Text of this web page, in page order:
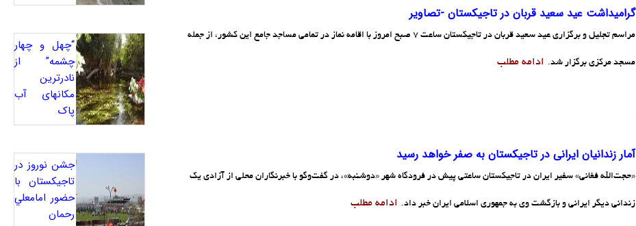
“چهل و چهار
چشمه” از
نادرترین
مکانهای آب
پاک
جشن نوروز در
تاجيکستان با
حضور امامعلي
رحمان
گراميداشت عيد سعيد قربان در تاجيکستان -تصاوير
مراسم تجلیل و برگزاری عید سعید قربان در تاجیکستان ساعت 7 صبح امروز با اقامه نماز در تمامی مساجد جامع این کشور، از جمله
مسجد مرکزی برگزار شد. ادامه مطلب
آمار زندانیان ایرانی در تاجیکستان به صفر خواهد رسید
«حجت‌الله فغانی» سفیر ایران در تاجیکستان ساعتی پیش در فرودگاه شهر «دوشنبه»، در گفت‌وگو با خبرنگاران محلی از آزادی یک
زندانی دیگر ایرانی و بازگشت وی به جمهوری اسلامی ایران خبر داد. ادامه مطلب